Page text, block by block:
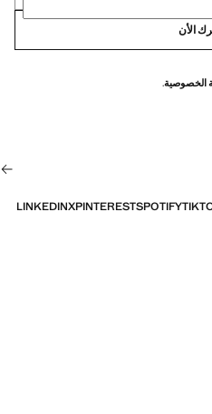
الأن
الخصوصية.
SPOTIFY
PINTEREST
X
LINKEDIN